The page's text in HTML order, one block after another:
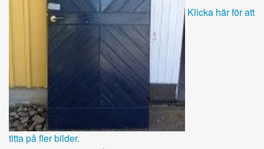
Klicka här för att
titta på fler bilder.